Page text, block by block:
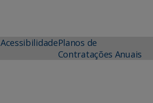
AcessibilidadePlanos de
Contratações Anuais